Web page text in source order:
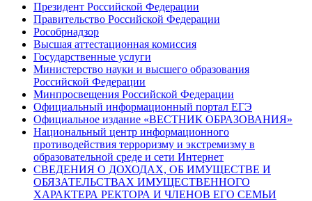
Президент Российской Федерации
Правительство Российской Федерации
Рособрнадзор
Высшая аттестационная комиссия
Государственные услуги
Министерство науки и высшего образования
Российской Федерации
Минпросвещения Российской Федерации
Официальный информационный портал ЕГЭ
Официальное издание «ВЕСТНИК ОБРАЗОВАНИЯ»
Национальный центр информационного
противодействия терроризму и экстремизму в
образовательной среде и сети Интернет
СВЕДЕНИЯ О ДОХОДАХ, ОБ ИМУЩЕСТВЕ И
ОБЯЗАТЕЛЬСТВАХ ИМУЩЕСТВЕННОГО
ХАРАКТЕРА РЕКТОРА И ЧЛЕНОВ ЕГО СЕМЬИ